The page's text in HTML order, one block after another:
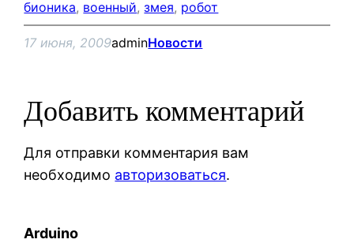
бионика, военный, змея, робот
17 июня, 2009adminНовости
Добавить комментарий
Для отправки комментария вам
необходимо авторизоваться.
Arduino